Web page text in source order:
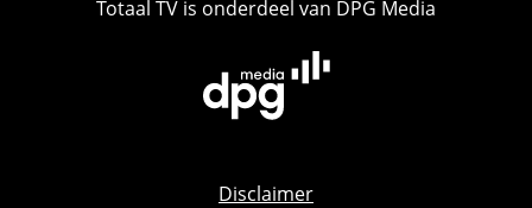
Totaal TV is onderdeel van DPG Media
Disclaimer